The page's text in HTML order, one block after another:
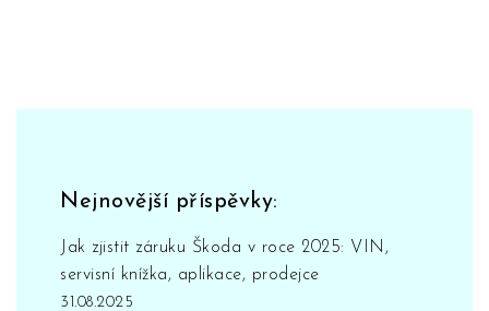
Nejnovější příspěvky:
Jak zjistit záruku Škoda v roce 2025: VIN,
servisní knížka, aplikace, prodejce
31.08.2025